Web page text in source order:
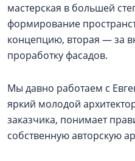
мастерская в большей
формирование
концепцию, вторая — за
проработку фасадов.
Мы давно работаем с
яркий молодой
заказчика, понимает
собственную авторскую